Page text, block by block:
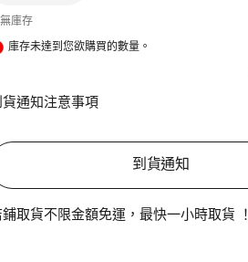
庫存
庫存未達到您欲購買的數量。
貨通知注意事項
到貨通知
鋪取貨不限金額免運，最快一小時取貨 ！